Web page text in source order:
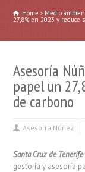
Home Medio
27,8% en 2023 y reduce
Asesoría
papel un
de carbono
Asesoría Núñez
Santa Cruz de Tenerife
gestoría y asesoría